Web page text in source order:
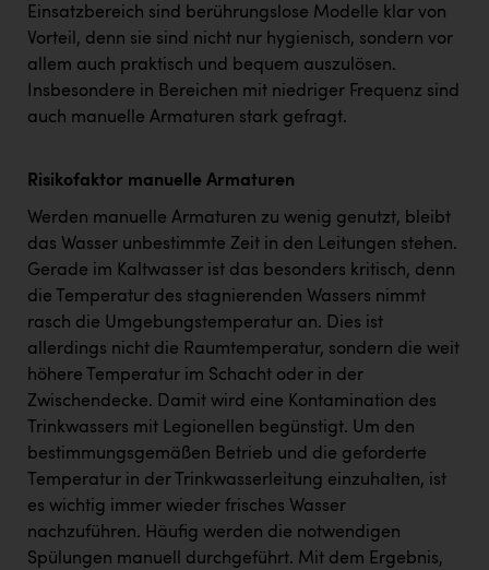
Einsatzbereich sind berührungslose Modelle klar von
Vorteil, denn sie sind nicht nur hygienisch, sondern vor
allem auch praktisch und bequem auszulösen.
Insbesondere in Bereichen mit niedriger Frequenz sind
auch manuelle Armaturen stark gefragt.
Risikofaktor manuelle Armaturen
Werden manuelle Armaturen zu wenig genutzt, bleibt
das Wasser unbestimmte Zeit in den Leitungen stehen.
Gerade im Kaltwasser ist das besonders kritisch, denn
die Temperatur des stagnierenden Wassers nimmt
rasch die Umgebungstemperatur an. Dies ist
allerdings nicht die Raumtemperatur, sondern die weit
höhere Temperatur im Schacht oder in der
Zwischendecke. Damit wird eine Kontamination des
Trinkwassers mit Legionellen begünstigt. Um den
bestimmungsgemäßen Betrieb und die geforderte
Temperatur in der Trinkwasserleitung einzuhalten, ist
es wichtig immer wieder frisches Wasser
nachzuführen. Häufig werden die notwendigen
Spülungen manuell durchgeführt. Mit dem Ergebnis,